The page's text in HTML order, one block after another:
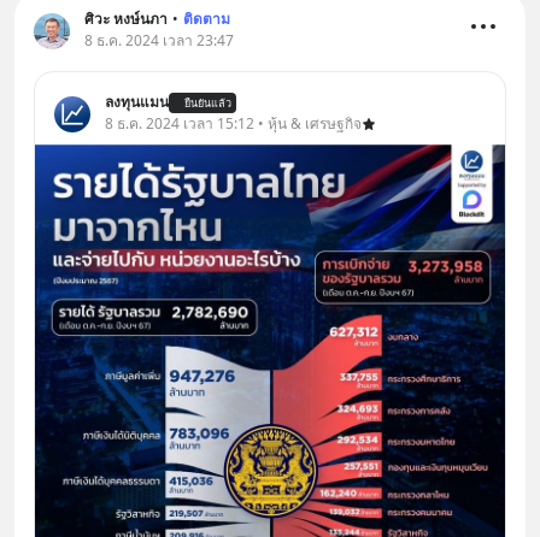
ศิวะ หงษ์นภา • ติดตาม
8 ธ.ค. 2024 เวลา 23:47
ลงทุนแมน ยืนยันแล้ว
8 ธ.ค. 2024 เวลา 15:12 • หุ้น & เศรษฐกิจ